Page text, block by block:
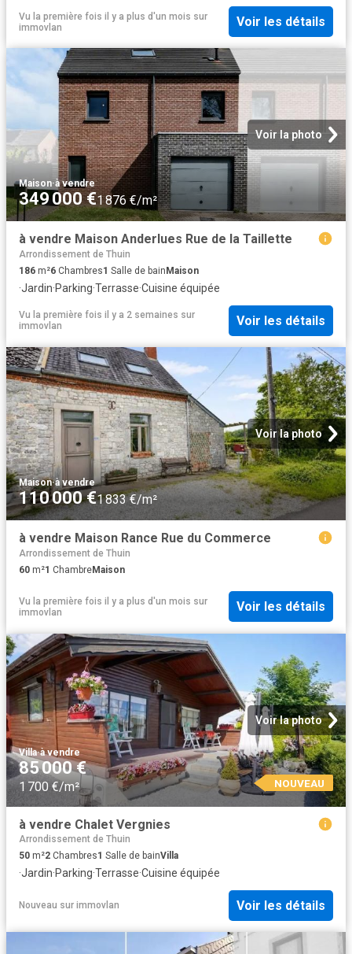
Vu la première fois il y a plus d'un mois sur
immovlan
Voir les détails
Voir la photo
Maison·à vendre
349 000 €1 876 €/m²
à vendre Maison Anderlues Rue de la Taillette
Arrondissement de Thuin
186 m²6 Chambres1 Salle de bain Maison
·Jardin·Parking·Terrasse·Cuisine équipée
Vu la première fois il y a 2 semaines sur
immovlan
Voir les détails
Voir la photo
Maison·à vendre
110 000 €1 833 €/m²
à vendre Maison Rance Rue du Commerce
Arrondissement de Thuin
60 m²1 ChambreMaison
Vu la première fois il y a plus d'un mois sur
immovlan
Voir les détails
Voir la photo
Villa·à vendre
85 000 €
1 700 €/m² NOUVEAU
à vendre Chalet Vergnies
Arrondissement de Thuin
50 m²2 Chambres1 Salle de bainVilla
·Jardin·Parking·Terrasse·Cuisine équipée
Nouveau sur immovlan Voir les détails